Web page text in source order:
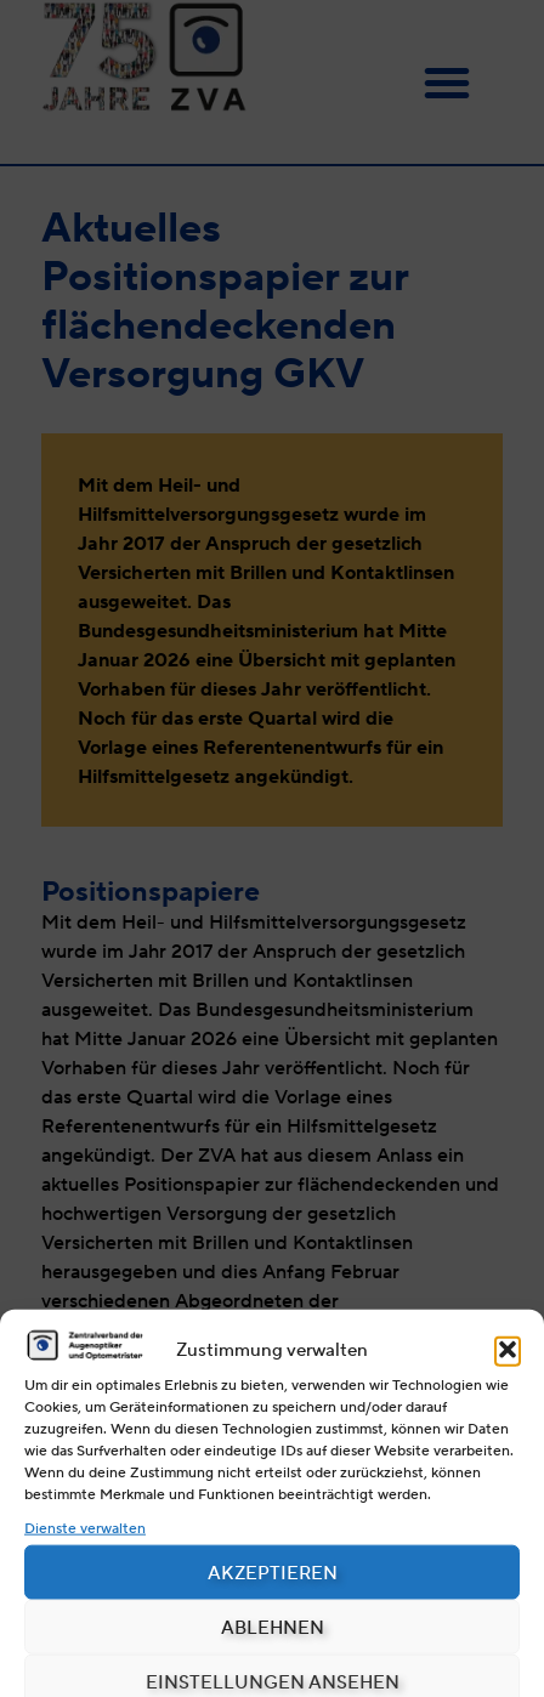
Zustimmung verwalten
Um dir ein optimales Erlebnis zu bieten, verwenden wir Technologien wie
Cookies, um Geräteinformationen zu speichern und/oder darauf
zuzugreifen. Wenn du diesen Technologien zustimmst, können wir Daten
wie das Surfverhalten oder eindeutige IDs auf dieser Website verarbeiten.
Wenn du deine Zustimmung nicht erteilst oder zurückziehst, können
bestimmte Merkmale und Funktionen beeinträchtigt werden.
Dienste verwalten
AKZEPTIEREN
ABLEHNEN
EINSTELLUNGEN ANSEHEN
Aktuelles
Positionspapier zur
flächendeckenden
Versorgung GKV
Mit dem Heil- und
Hilfsmittelversorgungsgesetz wurde im
Jahr 2017 der Anspruch der gesetzlich
Versicherten mit Brillen und Kontaktlinsen
ausgeweitet. Das
Bundesgesundheitsministerium hat Mitte
Januar 2026 eine Übersicht mit geplanten
Vorhaben für dieses Jahr veröffentlicht.
Noch für das erste Quartal wird die
Vorlage eines Referentenentwurfs für ein
Hilfsmittelgesetz angekündigt.
Positionspapiere
Mit dem Heil- und Hilfsmittelversorgungsgesetz
wurde im Jahr 2017 der Anspruch der gesetzlich
Versicherten mit Brillen und Kontaktlinsen
ausgeweitet. Das Bundesgesundheitsministerium
hat Mitte Januar 2026 eine Übersicht mit geplanten
Vorhaben für dieses Jahr veröffentlicht. Noch für
das erste Quartal wird die Vorlage eines
Referentenentwurfs für ein Hilfsmittelgesetz
angekündigt. Der ZVA hat aus diesem Anlass ein
aktuelles Positionspapier zur flächendeckenden und
hochwertigen Versorgung der gesetzlich
Versicherten mit Brillen und Kontaktlinsen
herausgegeben und dies Anfang Februar
verschiedenen Abgeordneten der
Regierungsfraktionen aus dem
Gesundheitsausschuss des Deutschen Bundestages
zukommen lassen.
POSITIONSPAPIER ANSEHEN
POSITIONSPAPIER HERUNTERLADEN